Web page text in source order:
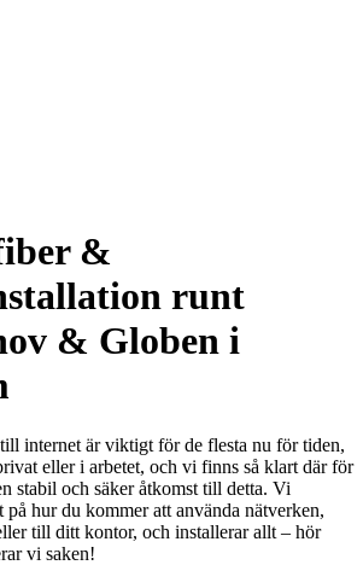
&
runt
& Globen i
internet är viktigt för de flesta nu för tiden,
eller i arbetet, och vi finns så klart där för
stabil och säker åtkomst till detta. Vi
på hur du kommer att använda nätverken,
till ditt kontor, och installerar allt – hör
vi saken!